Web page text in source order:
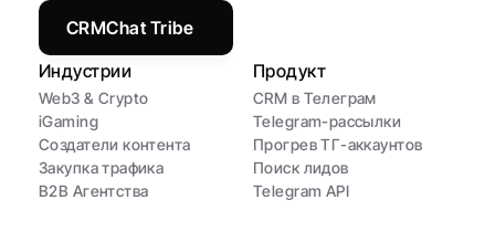
Индустрии
Web3 & Crypto
iGaming
Создатели контента
Закупка трафика
B2B Агентства
Продукт
CRM в Телеграм
Telegram-рассылки
Прогрев ТГ-аккаунтов
Поиск лидов
Telegram API
CRMChat Tribe